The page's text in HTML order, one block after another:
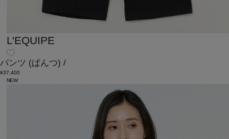
L'EQUIPE
パンツ (ぱんつ) /
¥37,400
NEW